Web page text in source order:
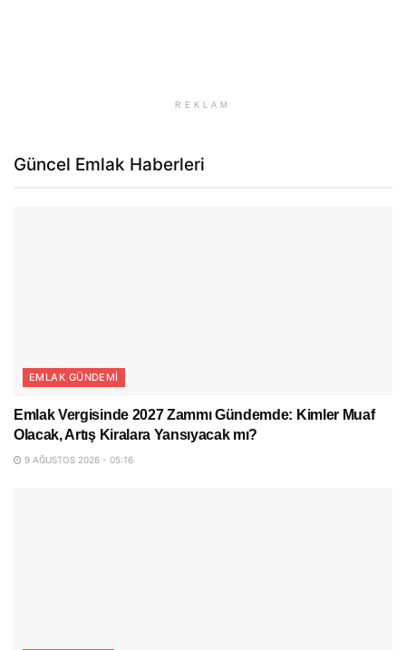
REKLAM
Güncel Emlak Haberleri
EMLAK GÜNDEMI
Emlak Vergisinde 2027 Zammı Gündemde: Kimler Muaf
Olacak, Artış Kiralara Yansıyacak mı?
9 AĞUSTOS 2026 - 05:16